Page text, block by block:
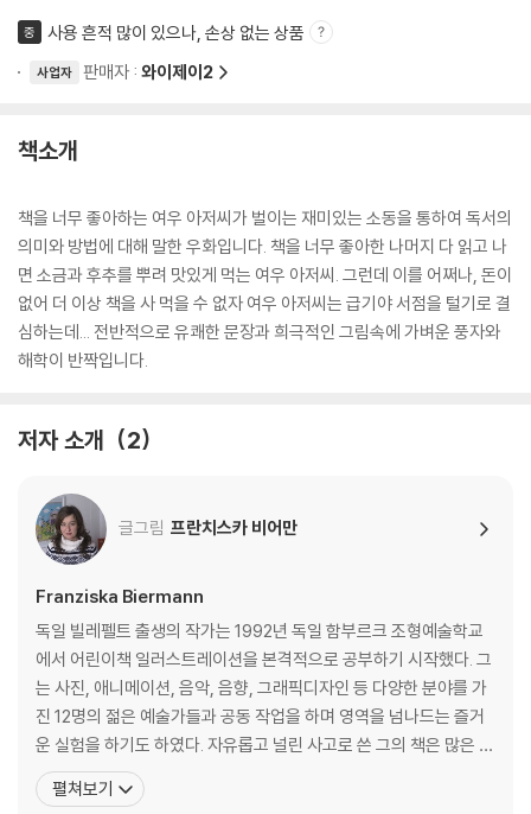
중 사용 흔적 많이 있으나, 손상 없는 상품
사업자 판매자 : 와이제이2
책소개
책을 너무 좋아하는 여우 아저씨가 벌이는 재미있는 소동을 통하여 독서의
의미와 방법에 대해 말한 우화입니다. 책을 너무 좋아한 나머지 다 읽고 나
면 소금과 후추를 뿌려 맛있게 먹는 여우 아저씨. 그런데 이를 어쩌나, 돈이
없어 더 이상 책을 사 먹을 수 없자 여우 아저씨는 급기야 서점을 털기로 결
심하는데... 전반적으로 유쾌한 문장과 희극적인 그림속에 가벼운 풍자와
해학이 반짝입니다.
저자 소개 2
글그림 프란치스카 비어만
Franziska Biermann
독일 빌레펠트 출생의 작가는 1992년 독일 함부르크 조형예술학교
에서 어린이책 일러스트레이션을 본격적으로 공부하기 시작했다. 그
는 사진, 애니메이션, 음악, 음향, 그래픽디자인 등 다양한 분야를 가
진 12명의 젊은 예술가들과 공동 작업을 하며 영역을 넘나드는 즐거
운 실험을 하기도 하였다. 자유롭고 널린 사고로 쓴 그의 책은 많은 어
린이들에게 인기가 있다. 그녀가 출간한 ‘책 먹는 여우’는 최근 한국에
서 100쇄를 돌파했다. 지금까지 35만명 어린이 독자들이 이 책을 만
펼쳐보기